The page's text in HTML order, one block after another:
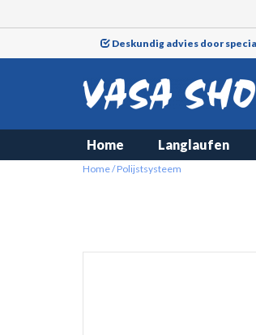
Deskundig advies door
Home Langlaufen
Home/Polijstsysteem